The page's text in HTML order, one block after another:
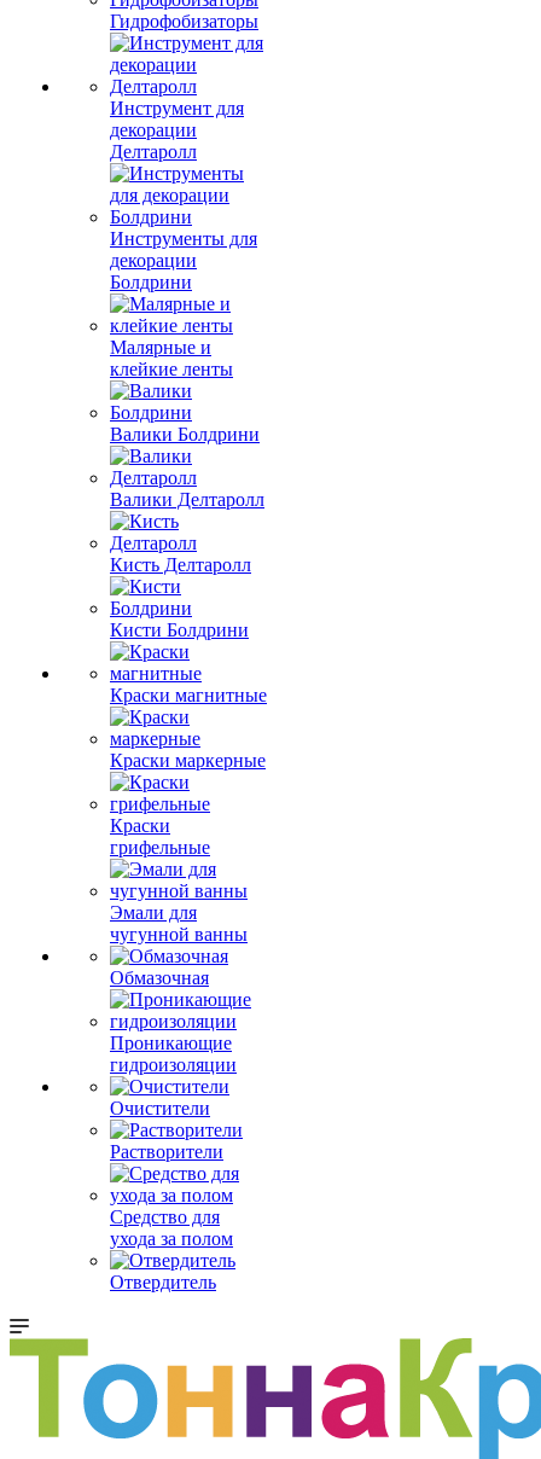
Гидрофобизаторы
Инструмент для
декорации
Делтаролл
Инструменты для
декорации
Болдрини
Малярные и
клейкие ленты
Валики Болдрини
Валики Делтаролл
Кисть Делтаролл
Кисти Болдрини
Краски магнитные
Краски маркерные
Краски
грифельные
Эмали для
чугунной ванны
Обмазочная
Проникающие
гидроизоляции
Очистители
Растворители
Средство для
ухода за полом
Отвердитель